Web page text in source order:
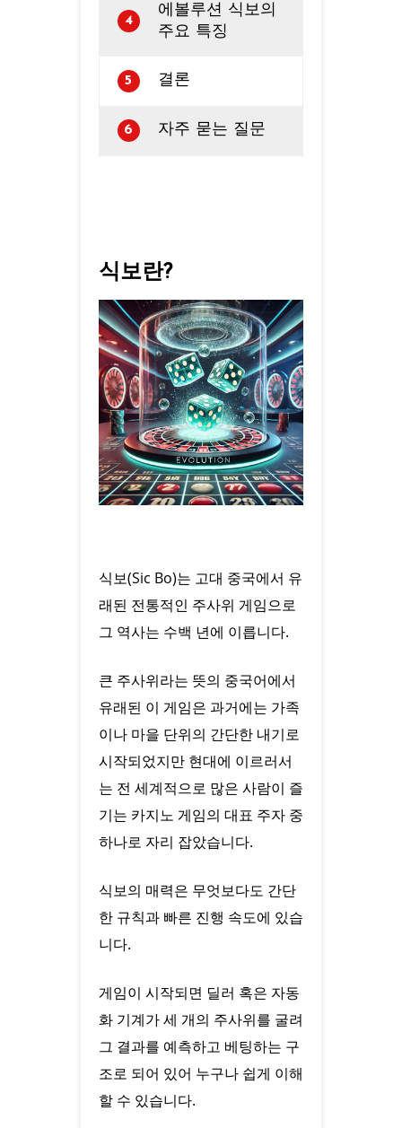
4
에볼루션 식보의
주요 특징
5 결론
6 자주 묻는 질문
식보란?
식보(Sic Bo)는 고대 중국에서 유
래된 전통적인 주사위 게임으로
그 역사는 수백 년에 이릅니다.
큰 주사위라는 뜻의 중국어에서
유래된 이 게임은 과거에는 가족
이나 마을 단위의 간단한 내기로
시작되었지만 현대에 이르러서
는 전 세계적으로 많은 사람이 즐
기는 카지노 게임의 대표 주자 중
하나로 자리 잡았습니다.
식보의 매력은 무엇보다도 간단
한 규칙과 빠른 진행 속도에 있습
니다.
게임이 시작되면 딜러 혹은 자동
화 기계가 세 개의 주사위를 굴려
그 결과를 예측하고 베팅하는 구
조로 되어 있어 누구나 쉽게 이해
할 수 있습니다.